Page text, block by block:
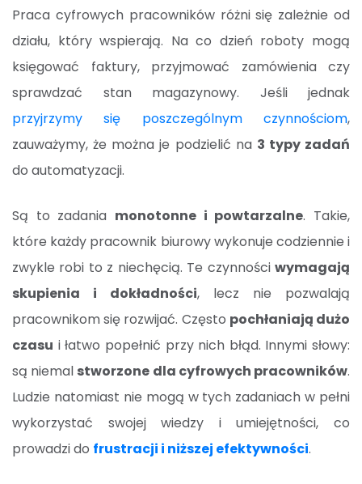
Praca cyfrowych pracowników różni się zależnie od
działu, który wspierają. Na co dzień roboty mogą
księgować faktury, przyjmować zamówienia czy
sprawdzać stan magazynowy. Jeśli jednak
przyjrzymy się poszczególnym czynnościom,
zauważymy, że można je podzielić na 3 typy zadań
do automatyzacji.
Są to zadania monotonne i powtarzalne. Takie,
które każdy pracownik biurowy wykonuje codziennie i
zwykle robi to z niechęcią. Te czynności wymagają
skupienia i dokładności, lecz nie pozwalają
pracownikom się rozwijać. Często pochłaniają dużo
czasu i łatwo popełnić przy nich błąd. Innymi słowy:
są niemal stworzone dla cyfrowych pracowników.
Ludzie natomiast nie mogą w tych zadaniach w pełni
wykorzystać swojej wiedzy i umiejętności, co
prowadzi do frustracji i niższej efektywności.